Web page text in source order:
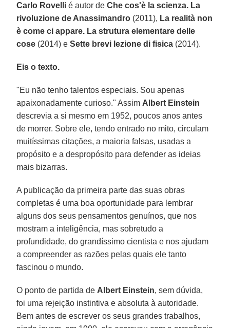
Carlo Rovelli é autor deChe cos'è la scienza. La
rivoluzione de Anassimandro (2011), La realità non
è come ci appare. La strutura elementare delle
cose (2014) eSette brevi lezione di fisica (2014).
Eis o texto.
"Eu não tenho talentos especiais. Sou apenas
apaixonadamente curioso." Assim Albert Einstein
descrevia a si mesmo em 1952, poucos anos antes
de morrer. Sobre ele, tendo entrado no mito, circulam
muitíssimas citações, a maioria falsas, usadas a
propósito e a despropósito para defender as ideias
mais bizarras.
A publicação da primeira parte das suas obras
completas é uma boa oportunidade para lembrar
alguns dos seus pensamentos genuínos, que nos
mostram a inteligência, mas sobretudo a
profundidade, do grandíssimo cientista e nos ajudam
a compreender as razões pelas quais ele tanto
fascinou o mundo.
O ponto de partida de Albert Einstein, sem dúvida,
foi uma rejeição instintiva e absoluta à autoridade.
Bem antes de escrever os seus grandes trabalhos,